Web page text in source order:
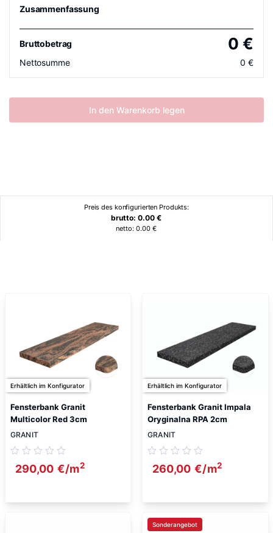
Zusammenfassung
Bruttobetrag 0 €
Nettosumme 0 €
In den Warenkorb legen
Preis des konfigurierten Produkts:
brutto:0.00 €
netto:0.00 €
Erhältlich im Konfigurator
Fensterbank Granit
Multicolor Red 3cm
GRANIT
290,00 €/m2
Erhältlich im Konfigurator
Fensterbank Granit Impala
Oryginalna RPA 2cm
GRANIT
260,00 €/m2
Sonderangebot